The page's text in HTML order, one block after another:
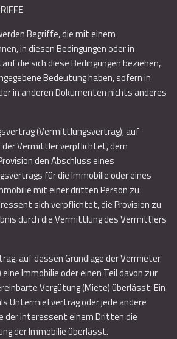
Begriffe, die mit einem
in diesen Bedingungen oder in
die sich diese Bedingungen beziehen,
Bedeutung haben, sofern in
in anderen Dokumenten nichts anderes
(Vermittlungsvertrag), auf
der Vermittler verpflichtet, dem
den Abschluss eines
für die Immobilie oder eines
mit einer dritten Person zu
sich verpflichtet, die Provision zu
durch die Vermittlung des Vermittlers
auf dessen Grundlage der Vermieter
Immobilie oder einen Teil davon zur
Vergütung (Miete) überlässt. Ein
Untermietvertrag oder jede andere
der Interessent einem Dritten die
der Immobilie überlässt.